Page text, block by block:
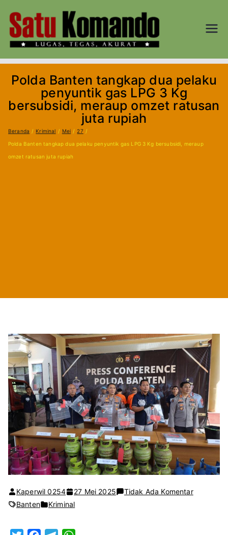
konten
KOM
AND
M
Lugas, Tegas,
Polda Banten tangkap dua pelaku
penyuntik gas LPG 3 Kg
bersubsidi, meraup omzet ratusan
juta rupiah
Beranda Kriminal Mei 27
Polda Banten tangkap dua pelaku penyuntik gas LPG 3 Kg bersubsidi, meraup
omzet ratusan juta rupiah
Kaperwil 0254 27 Mei 2025 Tidak Ada Komentarpada
Banten Kriminal